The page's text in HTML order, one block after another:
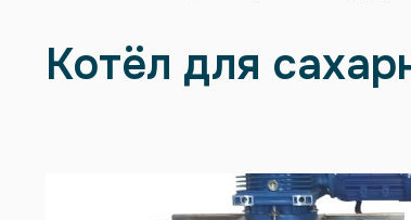
Котёл для